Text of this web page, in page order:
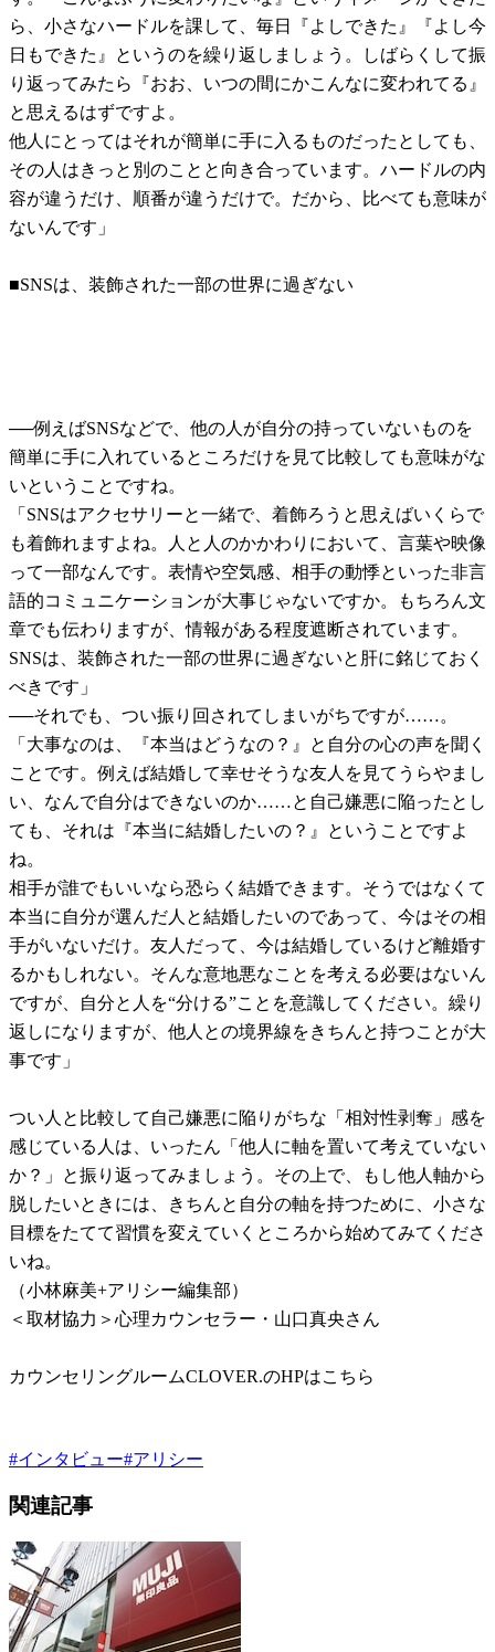
ら、小さなハードルを課して、毎日『よしできた』『よし今
日もできた』というのを繰り返しましょう。しばらくして振
り返ってみたら『おお、いつの間にかこんなに変われてる』
と思えるはずですよ。
他人にとってはそれが簡単に手に入るものだったとしても、
その人はきっと別のことと向き合っています。ハードルの内
容が違うだけ、順番が違うだけで。だから、比べても意味が
ないんです」
■SNSは、装飾された一部の世界に過ぎない
──例えばSNSなどで、他の人が自分の持っていないものを
簡単に手に入れているところだけを見て比較しても意味がな
いということですね。
「SNSはアクセサリーと一緒で、着飾ろうと思えばいくらで
も着飾れますよね。人と人のかかわりにおいて、言葉や映像
って一部なんです。表情や空気感、相手の動悸といった非言
語的コミュニケーションが大事じゃないですか。もちろん文
章でも伝わりますが、情報がある程度遮断されています。
SNSは、装飾された一部の世界に過ぎないと肝に銘じておく
べきです」
──それでも、つい振り回されてしまいがちですが……。
「大事なのは、『本当はどうなの？』と自分の心の声を聞く
ことです。例えば結婚して幸せそうな友人を見てうらやまし
い、なんで自分はできないのか……と自己嫌悪に陥ったとし
ても、それは『本当に結婚したいの？』ということですよ
ね。
相手が誰でもいいなら恐らく結婚できます。そうではなくて
本当に自分が選んだ人と結婚したいのであって、今はその相
手がいないだけ。友人だって、今は結婚しているけど離婚す
るかもしれない。そんな意地悪なことを考える必要はないん
ですが、自分と人を“分ける”ことを意識してください。繰り
返しになりますが、他人との境界線をきちんと持つことが大
事です」
つい人と比較して自己嫌悪に陥りがちな「相対性剥奪」感を
感じている人は、いったん「他人に軸を置いて考えていない
か？」と振り返ってみましょう。その上で、もし他人軸から
脱したいときには、きちんと自分の軸を持つために、小さな
目標をたてて習慣を変えていくところから始めてみてくださ
いね。
（小林麻美+アリシー編集部）
＜取材協力＞心理カウンセラー・山口真央さん
カウンセリングルームCLOVER.のHPはこちら
#インタビュー#アリシー
関連記事